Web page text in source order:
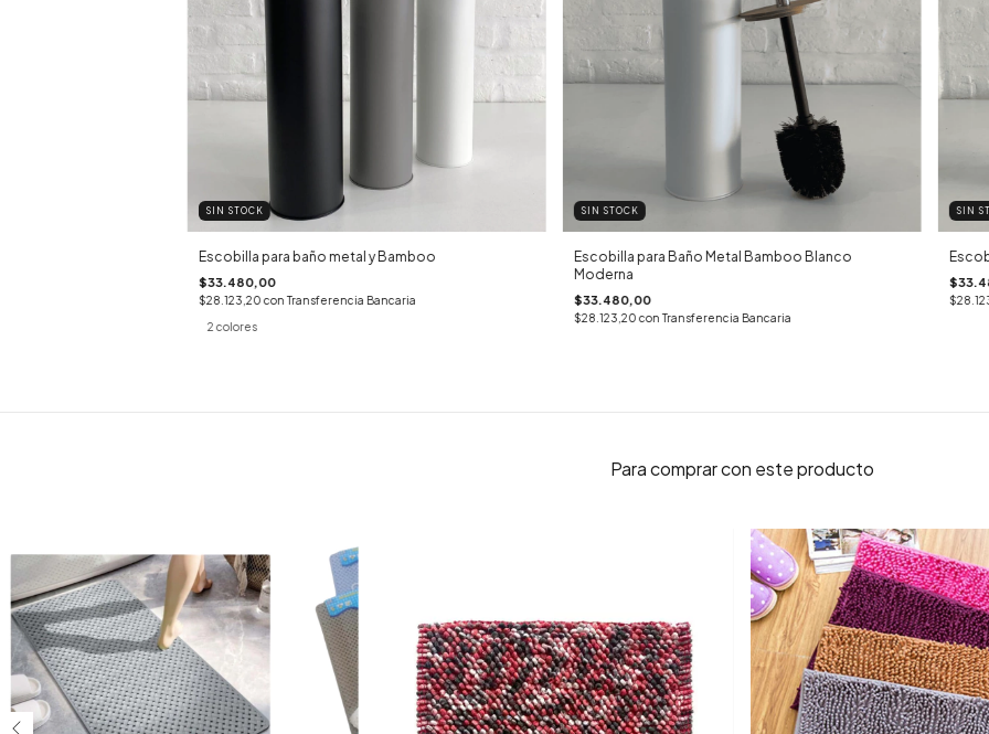
SIN STOCK
Escobilla para baño metal y Bamboo
$33.480,00
$28.123,20con Transferencia Bancaria
2 colores
SIN STOCK
Escobilla para Baño Metal Bamboo Blanco
Moderna
$33.480,00
$28.123,20con Transferencia Bancaria
SIN
Para comprar con este producto